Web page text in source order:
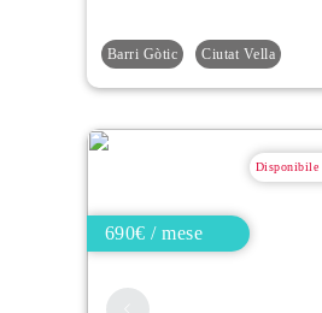
Barri Gòtic Ciutat Vella
Disponibile
690€ / mese